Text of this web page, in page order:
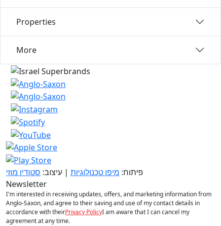
Properties
More
פיתוח: מיפו טכנולוגיות | עיצוב: סטודיו מוזי
Newsletter
I'm interested in receiving updates, offers, and marketing information from
Anglo-Saxon, and agree to their saving and use of my contact details in
accordance with theirPrivacy PolicyI am aware that I can cancel my
agreement at any time.